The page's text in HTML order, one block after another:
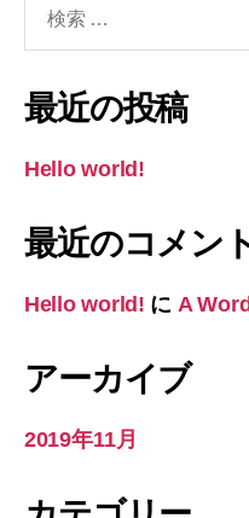
象:
最近の投稿
Hello world!
最近のコメン
Hello world! に A
アーカイブ
2019年11月